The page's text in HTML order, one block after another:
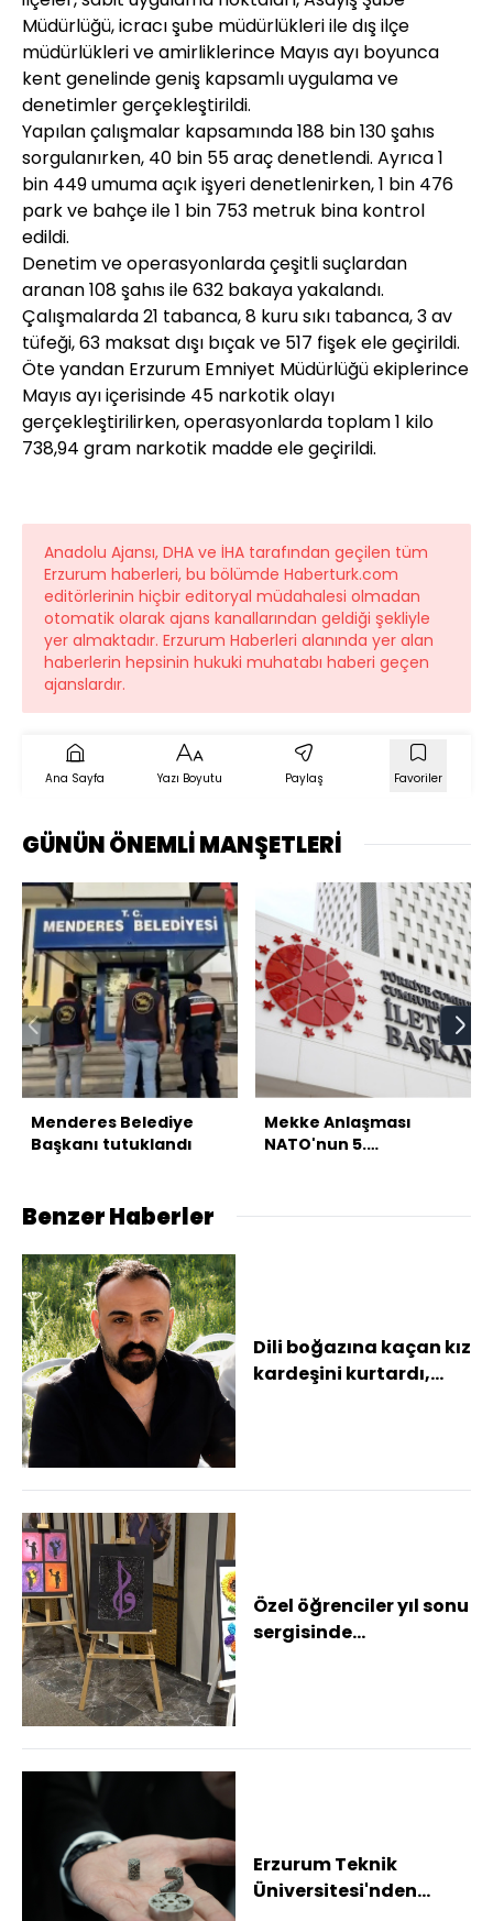
Müdürlüğü, icracı şube müdürlükleri ile dış ilçe
müdürlükleri ve amirliklerince Mayıs ayı boyunca
kent genelinde geniş kapsamlı uygulama ve
denetimler gerçekleştirildi.
Yapılan çalışmalar kapsamında 188 bin 130 şahıs
sorgulanırken, 40 bin 55 araç denetlendi. Ayrıca 1
bin 449 umuma açık işyeri denetlenirken, 1 bin 476
park ve bahçe ile 1 bin 753 metruk bina kontrol
edildi.
Denetim ve operasyonlarda çeşitli suçlardan
aranan 108 şahıs ile 632 bakaya yakalandı.
Çalışmalarda 21 tabanca, 8 kuru sıkı tabanca, 3 av
tüfeği, 63 maksat dışı bıçak ve 517 fişek ele geçirildi.
Öte yandan Erzurum Emniyet Müdürlüğü ekiplerince
Mayıs ayı içerisinde 45 narkotik olayı
gerçekleştirilirken, operasyonlarda toplam 1 kilo
738,94 gram narkotik madde ele geçirildi.
Anadolu Ajansı, DHA ve İHA tarafından geçilen tüm
Erzurum haberleri, bu bölümde Haberturk.com
editörlerinin hiçbir editoryal müdahalesi olmadan
otomatik olarak ajans kanallarından geldiği şekliyle
yer almaktadır. Erzurum Haberleri alanında yer alan
haberlerin hepsinin hukuki muhatabı haberi geçen
ajanslardır.
Ana Sayfa Yazı Boyutu Paylaş Favoriler
GÜNÜN ÖNEMLİ MANŞETLERİ
Menderes Belediye
Başkanı tutuklandı
Mekke Anlaşması
NATO'nun 5.
Benzer Haberler
Dili boğazına kaçan kız
kardeşini kurtardı,
Özel öğrenciler yıl sonu
sergisinde
Erzurum Teknik
Üniversitesi'nden